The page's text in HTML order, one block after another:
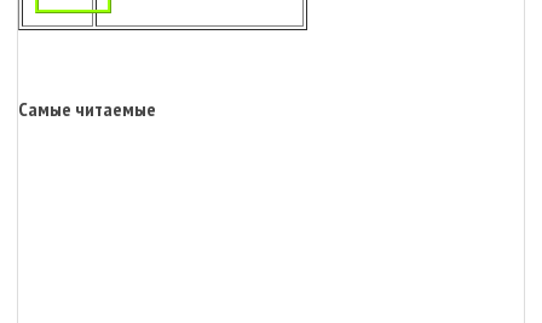
Самые читаемые